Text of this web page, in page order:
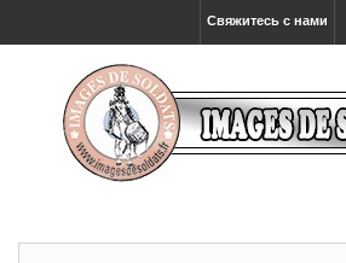
Свяжитесь с нами